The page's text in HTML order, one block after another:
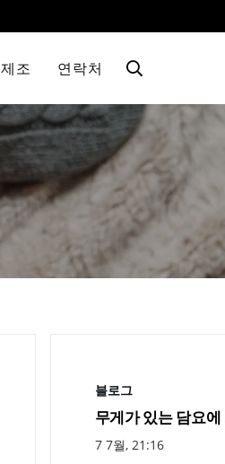
제조 연락처
블로그
무게가 있는 담요
7 7월, 21:16